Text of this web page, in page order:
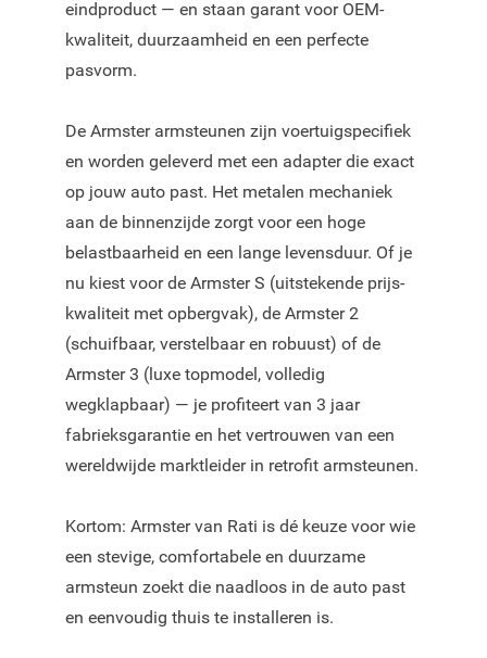
eindproduct — en staan garant voor OEM-
kwaliteit, duurzaamheid en een perfecte
pasvorm.
De Armster armsteunen zijn voertuigspecifiek
en worden geleverd met een adapter die exact
op jouw auto past. Het metalen mechaniek
aan de binnenzijde zorgt voor een hoge
belastbaarheid en een lange levensduur. Of je
nu kiest voor de Armster S (uitstekende prijs-
kwaliteit met opbergvak), de Armster 2
(schuifbaar, verstelbaar en robuust) of de
Armster 3 (luxe topmodel, volledig
wegklapbaar) — je profiteert van 3 jaar
fabrieksgarantie en het vertrouwen van een
wereldwijde marktleider in retrofit armsteunen.
Kortom: Armster van Rati is dé keuze voor wie
een stevige, comfortabele en duurzame
armsteun zoekt die naadloos in de auto past
en eenvoudig thuis te installeren is.